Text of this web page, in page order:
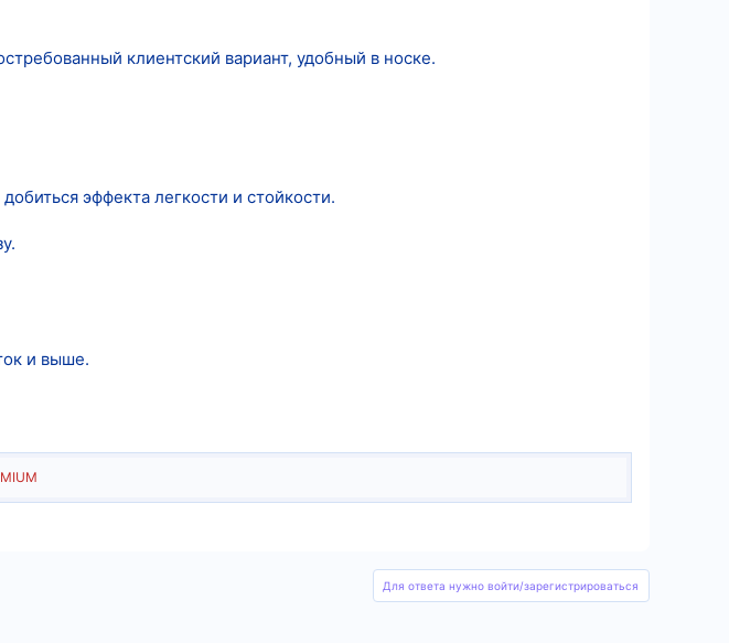
клиентский вариант, удобный в носке.
эффекта легкости и стойкости.
и выше.
Для ответа нужно войти/зарегистрироваться